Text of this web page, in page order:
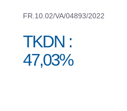
FR.10.02/VA/04893/2022
TKDN :
47,03%